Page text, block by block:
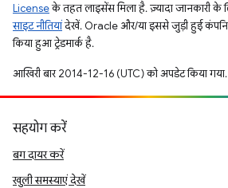
Licenseके तहत लाइसेंस मिला है. ज़्यादा जानकारी के
साइट नीतियांदेखें. Oracle और/या इससे जुड़ी हुई
किया हुआ ट्रेडमार्क है.
आखिरी बार 2014-12-16 (UTC) को अपडेट किया गया.
सहयोग करें
बग दायर करें
खुली समस्याएं देखें